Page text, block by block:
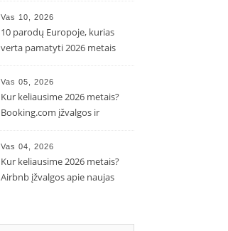
Vas 10, 2026
10 parodų Europoje, kurias
verta pamatyti 2026 metais
Vas 05, 2026
Kur keliausime 2026 metais?
Booking.com įžvalgos ir
Vas 04, 2026
Kur keliausime 2026 metais?
Airbnb įžvalgos apie naujas